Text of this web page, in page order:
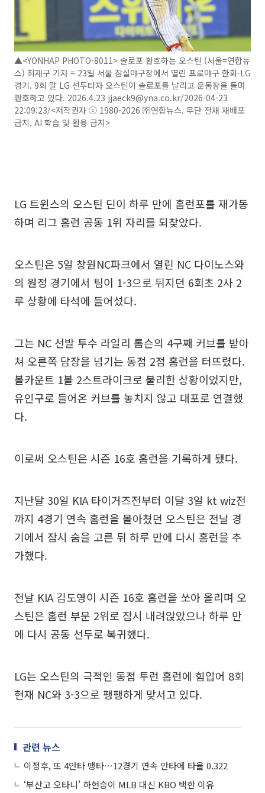
▲<YONHAP PHOTO-8011> 솔로포 환호하는 오스틴 (서울=연합뉴
스) 최재구 기자 = 23일 서울 잠실야구장에서 열린 프로야구 한화-LG
경기. 9회 말 LG 선두타자 오스틴이 솔로포를 날리고 운동장을 돌며
환호하고 있다. 2026.4.23 jjaeck9@yna.co.kr/2026-04-23
22:09:23/<저작권자 ⓒ 1980-2026 ㈜연합뉴스. 무단 전재 재배포
금지, AI 학습 및 활용 금지>
LG 트윈스의 오스틴 딘이 하루 만에 홈런포를 재가동
하며 리그 홈런 공동 1위 자리를 되찾았다.
오스틴은 5일 창원NC파크에서 열린 NC 다이노스와
의 원정 경기에서 팀이 1-3으로 뒤지던 6회초 2사 2
루 상황에 타석에 들어섰다.
그는 NC 선발 투수 라일리 톰슨의 4구째 커브를 받아
쳐 오른쪽 담장을 넘기는 동점 2점 홈런을 터뜨렸다.
볼카운트 1볼 2스트라이크로 불리한 상황이었지만,
유인구로 들어온 커브를 놓치지 않고 대포로 연결했
다.
이로써 오스틴은 시즌 16호 홈런을 기록하게 됐다.
지난달 30일 KIA 타이거즈전부터 이달 3일 kt wiz전
까지 4경기 연속 홈런을 몰아쳤던 오스틴은 전날 경
기에서 잠시 숨을 고른 뒤 하루 만에 다시 홈런을 추
가했다.
전날 KIA 김도영이 시즌 16호 홈런을 쏘아 올리며 오
스틴은 홈런 부문 2위로 잠시 내려앉았으나 하루 만
에 다시 공동 선두로 복귀했다.
LG는 오스틴의 극적인 동점 투런 홈런에 힘입어 8회
현재 NC와 3-3으로 팽팽하게 맞서고 있다.
관련 뉴스
이정후, 또 4안타 맹타…12경기 연속 안타에 타율 0.322
‘부산고 오타니’ 하현승이 MLB 대신 KBO 택한 이유